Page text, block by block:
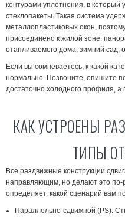
контурами уплотнения, в который
стеклопакеты. Такая система
металлопластиковых окон,
присоединено к жилой зоне:
отапливаемого дома, зимний сад,
Если вы сомневаетесь, к какой
нормально. Позвоните, опишите
достаточно холодного профиля, а
КАК УСТРОЕНЫ
ТИПЫ
Все раздвижные конструкции
направляющим, но делают это
определяет, какой сценарий вам
Параллельно-сдвижной (PS).